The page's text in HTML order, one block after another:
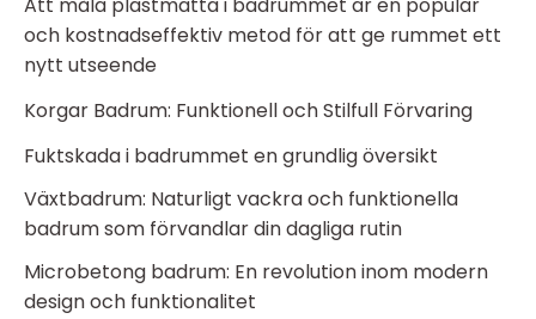
och kostnadseffektiv metod för att ge rummet ett
nytt utseende
Korgar Badrum: Funktionell och Stilfull Förvaring
Fuktskada i badrummet en grundlig översikt
Växtbadrum: Naturligt vackra och funktionella
badrum som förvandlar din dagliga rutin
Microbetong badrum: En revolution inom modern
design och funktionalitet